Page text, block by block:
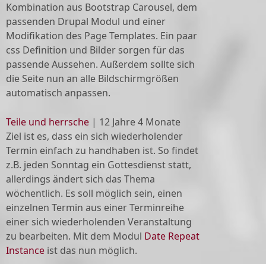
Kombination aus Bootstrap Carousel, dem
passenden Drupal Modul und einer
Modifikation des Page Templates. Ein paar
css Definition und Bilder sorgen für das
passende Aussehen. Außerdem sollte sich
die Seite nun an alle Bildschirmgrößen
automatisch anpassen.
Teile und herrsche | 12 Jahre 4 Monate
Ziel ist es, dass ein sich wiederholender
Termin einfach zu handhaben ist. So findet
z.B. jeden Sonntag ein Gottesdienst statt,
allerdings ändert sich das Thema
wöchentlich. Es soll möglich sein, einen
einzelnen Termin aus einer Terminreihe
einer sich wiederholenden Veranstaltung
zu bearbeiten. Mit dem Modul Date Repeat
Instance ist das nun möglich.